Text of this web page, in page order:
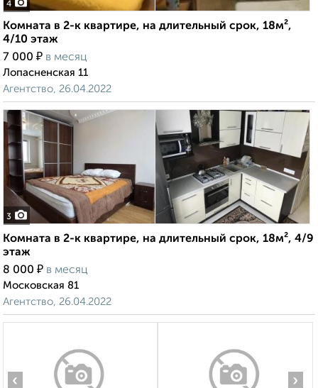
4
Комната в 2-к квартире, на длительный срок, 18м²,
4/10 этаж
7 000 ₽ в месяц
Лопасненская 11
Агентство, 26.04.2022
3
Комната в 2-к квартире, на длительный срок, 18м², 4/9
этаж
8 000 ₽ в месяц
Московская 81
Агентство, 26.04.2022
‹ ›